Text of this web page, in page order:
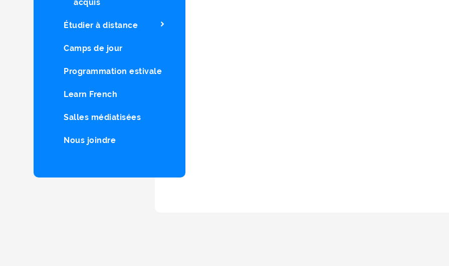
acquis
Étudier à distance
Camps de jour
Programmation estivale
Learn French
Salles médiatisées
Nous joindre